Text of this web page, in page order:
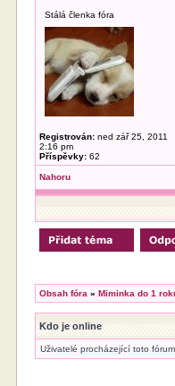
Stálá členka fóra
Registrován: ned zář 25, 2011
2:16 pm
Příspěvky: 62
Nahoru
Obsah fóra »Miminka do 1
Kdo je online
Uživatelé procházející toto